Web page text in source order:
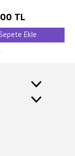
TL
Sepete Ekle